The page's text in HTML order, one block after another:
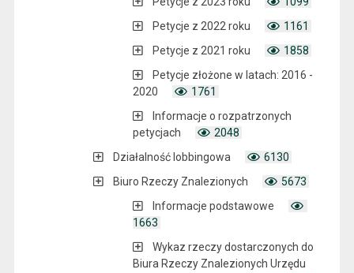
Petycje z 2022 roku
1161
Petycje z 2021 roku
1858
Petycje złożone w latach: 2016 -
2020
1761
Informacje o rozpatrzonych
petycjach
2048
Działalność lobbingowa
6130
Biuro Rzeczy Znalezionych
5673
Informacje podstawowe
1663
Wykaz rzeczy dostarczonych do
Biura Rzeczy Znalezionych Urzędu